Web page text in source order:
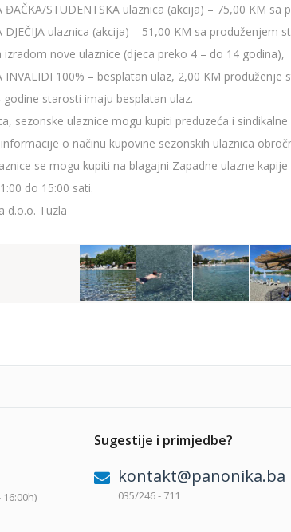
ĐAČKA/STUDENTSKA ulaznica (akcija) – 75,00 KM
DJEČIJA ulaznica (akcija) – 51,00 KM sa produženjem
izradom nove ulaznice (djeca preko 4 – do 14 godina),
INVALIDI 100% – besplatan ulaz, 2,00 KM
godine starosti imaju besplatan ulaz.
sezonske ulaznice mogu kupiti preduzeća i
informacije o načinu kupovine sezonskih ulaznica
se mogu kupiti na blagajni Zapadne ulazne
do 15:00 sati.
d.o.o. Tuzla
Sugestije i primjedbe?
kontakt@panonika.ba
035/246 - 711